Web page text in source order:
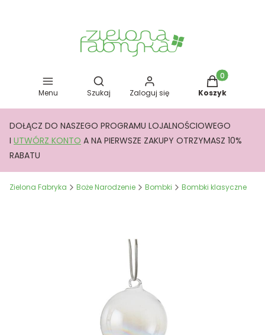
Menu
Otwórz wyszukiwarkę
Szukaj Zaloguj się
Produkty w
Koszyk
DOŁĄCZ DO NASZEGO PROGRAMU LOJALNOŚCIOWEGO
I UTWÓRZ KONTO A NA PIERWSZE ZAKUPY OTRZYMASZ 10%
RABATU
Zielona Fabryka Boże Narodzenie Bombki Bombki klasyczne